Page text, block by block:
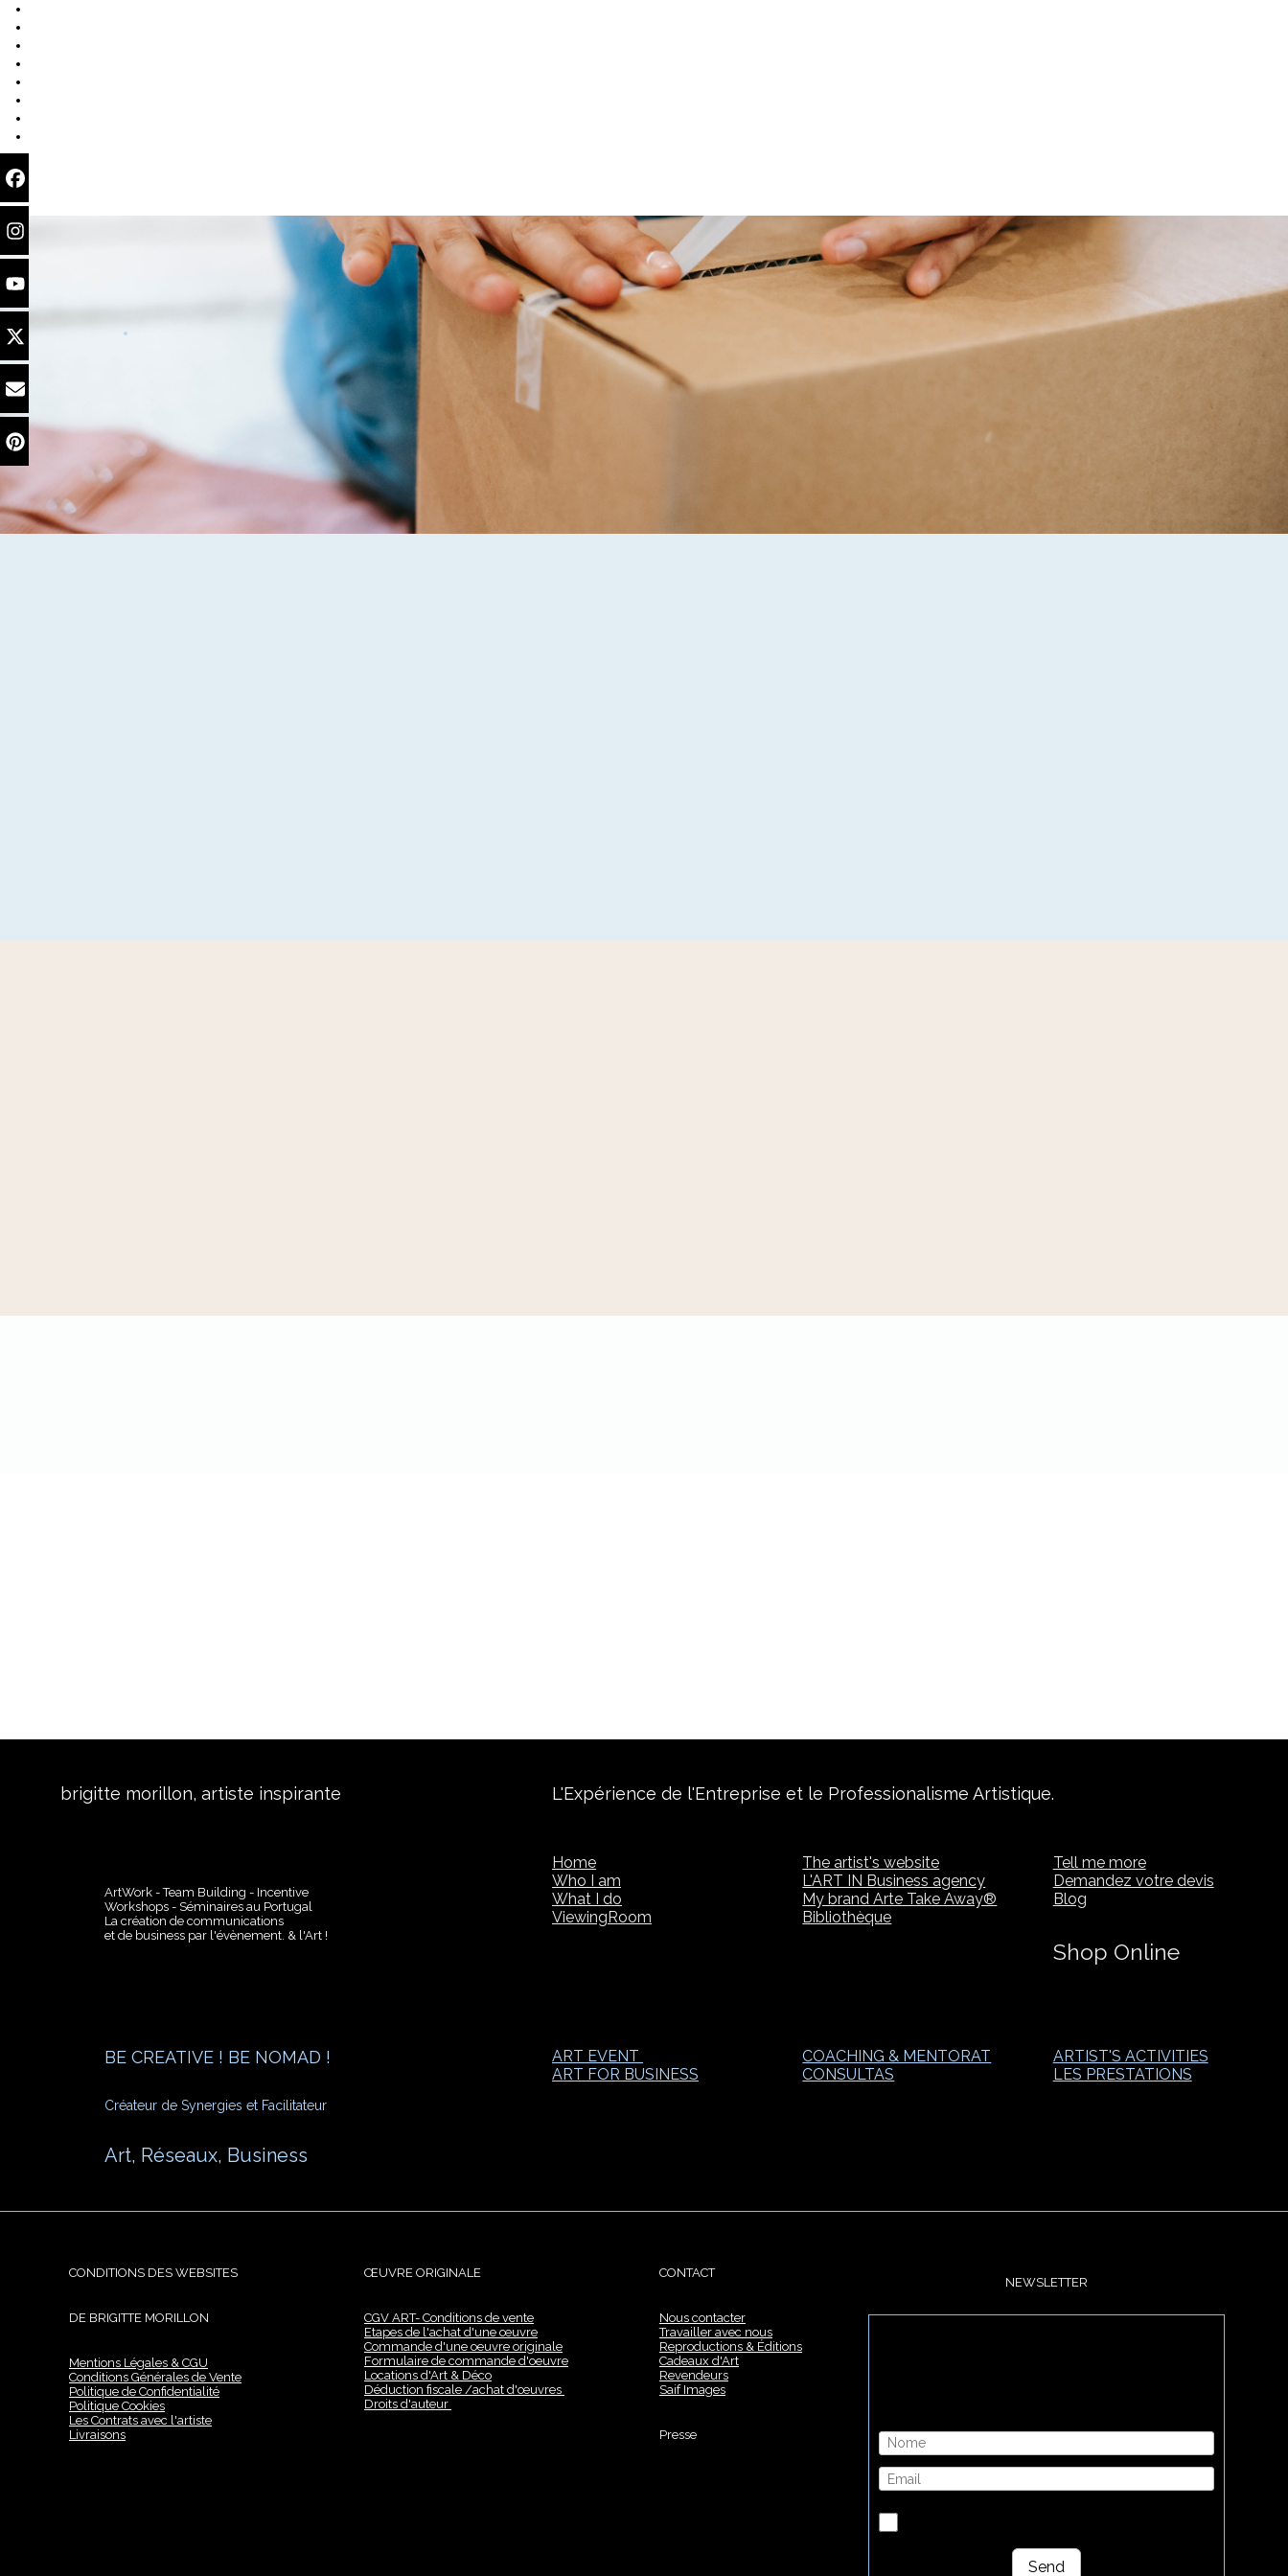
brigitte morillon, artiste inspirante
ArtWork - Team Building - Incentive
Workshops - Séminaires au Portugal
La création de communications
et de business par l'évènement. & l'Art !
L'Expérience de l'Entreprise et le Professionalisme Artistique.
Home
Who I am
What I do
ViewingRoom
The artist's website
L'ART IN Business agency
My brand Arte Take Away®
Bibliothèque
Tell me more
Demandez votre devis
Blog
Shop Online
BE CREATIVE ! BE NOMAD !
Créateur de Synergies et Facilitateur
Art, Réseaux, Business
ART EVENT
ART FOR BUSINESS
COACHING & MENTORAT
CONSULTAS
ARTIST'S ACTIVITIES
LES PRESTATIONS
CONDITIONS DES WEBSITES
DE BRIGITTE MORILLON
Mentions Légales & CGU
Conditions Générales de Vente
Politique de Confidentialité
Politique Cookies
Les Contrats avec l'artiste
Livraisons
ŒUVRE ORIGINALE
CGV ART- Conditions de vente
Etapes de l'achat d'une œuvre
Commande d'une oeuvre originale
Formulaire de commande d'oeuvre
Locations d'Art & Déco
Déduction fiscale /achat d'œuvres
Droits d'auteur
CONTACT
Nous contacter
Travailler avec nous
Reproductions & Éditions
Cadeaux d'Art
Revendeurs
Saif Images
Presse
NEWSLETTER
Send